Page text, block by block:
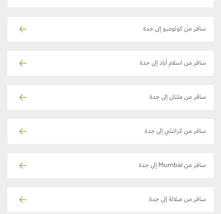
سافر من كولومبو إلى جدة
سافر من اسلام آباد إلى جدة
سافر من ملتان إلى جدة
سافر من كراتشي إلى جدة
سافر من Mumbai إلى جدة
سافر من صلالة إلى جدة